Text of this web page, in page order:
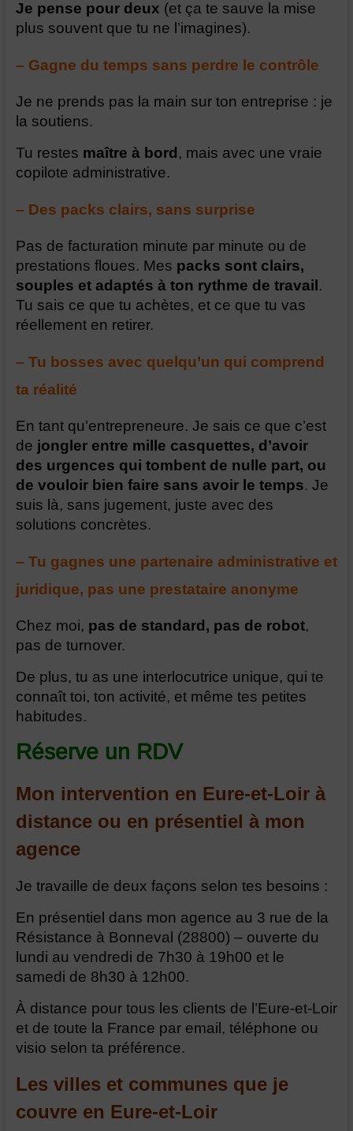
Je pense pour deux (et ça te sauve la mise
plus souvent que tu ne l’imagines).
– Gagne du temps sans perdre le contrôle
Je ne prends pas la main sur ton entreprise : je
la soutiens.
Tu restes maître à bord, mais avec une vraie
copilote administrative.
– Des packs clairs, sans surprise
Pas de facturation minute par minute ou de
prestations floues. Mes packs sont clairs,
souples et adaptés à ton rythme de travail.
Tu sais ce que tu achètes, et ce que tu vas
réellement en retirer.
– Tu bosses avec quelqu’un qui comprend
ta réalité
En tant qu’entrepreneure. Je sais ce que c’est
de jongler entre mille casquettes, d’avoir
des urgences qui tombent de nulle part, ou
de vouloir bien faire sans avoir le temps. Je
suis là, sans jugement, juste avec des
solutions concrètes.
– Tu gagnes une partenaire administrative et
juridique, pas une prestataire anonyme
Chez moi, pas de standard, pas de robot,
pas de turnover.
De plus, tu as une interlocutrice unique, qui te
connaît toi, ton activité, et même tes petites
habitudes.
Réserve un RDV
Mon intervention en Eure-et-Loir à
distance ou en présentiel à mon
agence
Je travaille de deux façons selon tes besoins :
En présentiel dans mon agence au 3 rue de la
Résistance à Bonneval (28800) – ouverte du
lundi au vendredi de 7h30 à 19h00 et le
samedi de 8h30 à 12h00.
À distance pour tous les clients de l’Eure-et-Loir
et de toute la France par email, téléphone ou
visio selon ta préférence.
Les villes et communes que je
couvre en Eure-et-Loir